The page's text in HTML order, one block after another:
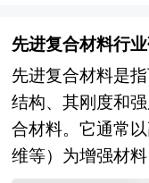
于研究我国合金
营效率、促进企
意义。
企业将加快海外
究咨询报告由中
周密的市场调研
国家商务部、国
务院发展研究中
能力、内墙涂料
及相关的经营、
严谨，分析内容
映了我国内墙涂
趋势。 本研究咨
先进复合材料行
先进复合材料是
结构、其刚度和
合材料。它通常
维等）为增强材